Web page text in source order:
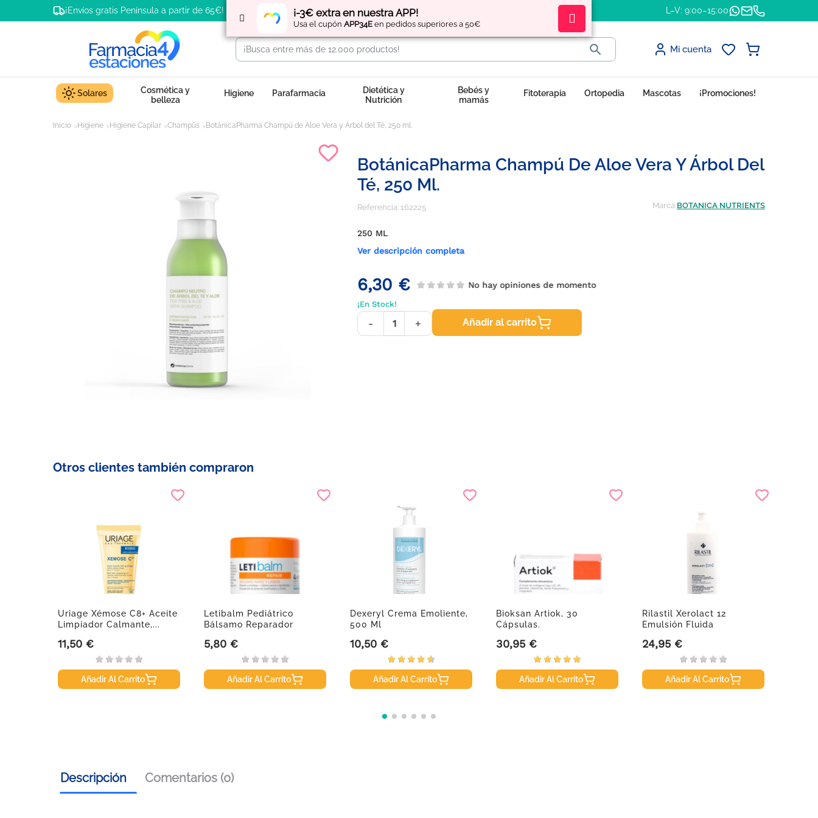
¡-3€ extra en nuestra APP!
Usa el cupón APP34E en pedidos superiores a 50€
¡Envíos gratis Península a partir de 65€! Regístratey obtén L–V: 9:00–15:00
 Mi cuenta
Solares
Cosmética y
belleza
Higiene Parafarmacia
Dietética y
Nutrición
Bebés y
mamás
Fitoterapia Ortopedia Mascotas ¡Promociones!
Inicio Higiene Higiene Capilar Champús BotánicaPharma Champú de Aloe Vera y Árbol del Té, 250 ml.
BotánicaPharma Champú De Aloe Vera Y Árbol Del
Té, 250 Ml.
Referencia: 162225 Marca BOTANICA NUTRIENTS
250 ML
Ver descripción completa
6,30 € No hay opiniones de momento
¡En Stock!
- + Añadir al carrito
Otros clientes también compraron
Uriage Xémose C8+ Aceite
Limpiador Calmante,...
Precio
11,50 €
Añadir Al Carrito
Letibalm Pediátrico
Bálsamo Reparador
Precio
5,80 €
Añadir Al Carrito
Dexeryl Crema Emoliente,
500 Ml
Precio
10,50 €
Añadir Al Carrito
Bioksan Artiok, 30
Cápsulas.
Precio
30,95 €
Añadir Al Carrito
Rilastil Xerolact 12
Emulsión Fluida
Precio
24,95 €
Añadir Al Carrito
Descripción Comentarios (0)